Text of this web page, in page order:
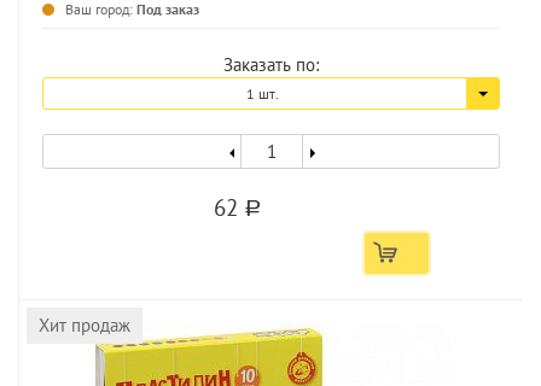
Ваш город: Под заказ
Заказать по:
1 шт.
62 a
Хит продаж